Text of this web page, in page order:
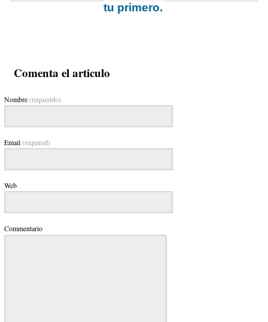
tu primero.
Comenta el articulo
Nombre(requerido)
Email(required)
Web
Commentario